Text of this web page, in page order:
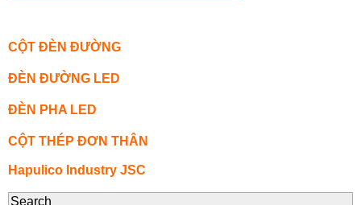
CỘT ĐÈN ĐƯỜNG
ĐÈN ĐƯỜNG LED
ĐÈN PHA LED
CỘT THÉP ĐƠN THÂN
Hapulico Industry JSC
Search